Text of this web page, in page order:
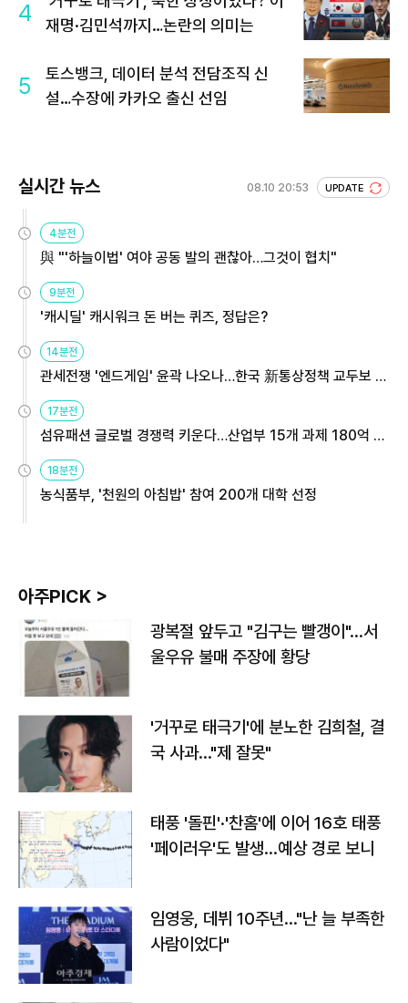
4
재명·김민석까지…논란의 의미는
5
토스뱅크, 데이터 분석 전담조직 신
설…수장에 카카오 출신 선임
실시간 뉴스 08.10 20:53 UPDATE
4분전
與 "'하늘이법' 여야 공동 발의 괜찮아…그것이 협치"
9분전
'캐시딜' 캐시워크 돈 버는 퀴즈, 정답은?
14분전
관세전쟁 '엔드게임' 윤곽 나오나…한국 新통상정책 교두보 활
용해야
17분전
섬유패션 글로벌 경쟁력 키운다…산업부 15개 과제 180억 지
원
18분전
농식품부, '천원의 아침밥' 참여 200개 대학 선정
아주PICK >
광복절 앞두고 "김구는 빨갱이"…서
울우유 불매 주장에 황당
'거꾸로 태극기'에 분노한 김희철, 결
국 사과…"제 잘못"
태풍 '돌핀'·'찬홈'에 이어 16호 태풍
'페이러우'도 발생…예상 경로 보니
임영웅, 데뷔 10주년…"난 늘 부족한
사람이었다"